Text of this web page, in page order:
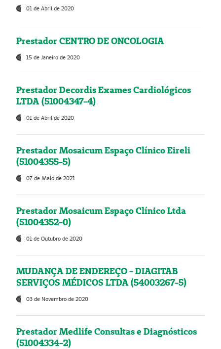
01 de Abril de 2020
Prestador CENTRO DE ONCOLOGIA
15 de Janeiro de 2020
Prestador Decordis Exames Cardiológicos
LTDA (51004347-4)
01 de Abril de 2020
Prestador Mosaicum Espaço Clínico Eireli
(51004355-5)
07 de Maio de 2021
Prestador Mosaicum Espaço Clínico Ltda
(51004352-0)
01 de Outubro de 2020
MUDANÇA DE ENDEREÇO - DIAGITAB
SERVIÇOS MÉDICOS LTDA (54003267-5)
03 de Novembro de 2020
Prestador Medlife Consultas e Diagnósticos
(51004334-2)